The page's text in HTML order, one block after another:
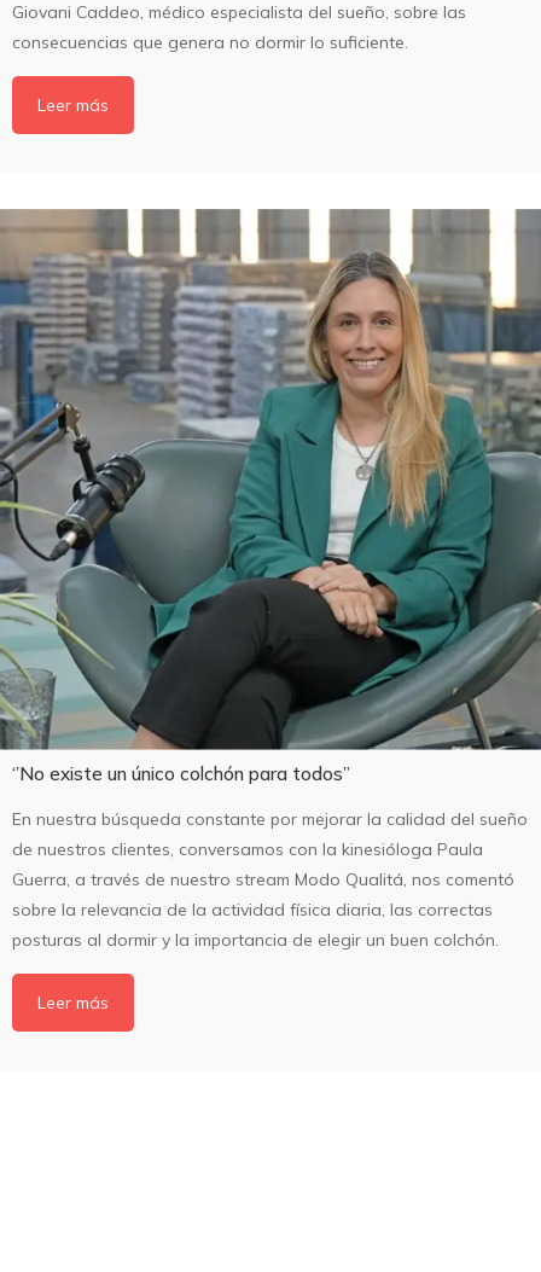
Giovani Caddeo, médico especialista del sueño, sobre las
consecuencias que genera no dormir lo suficiente.
Leer más
‘’No existe un único colchón para todos’’
En nuestra búsqueda constante por mejorar la calidad del sueño
de nuestros clientes, conversamos con la kinesióloga Paula
Guerra, a través de nuestro stream Modo Qualitá, nos comentó
sobre la relevancia de la actividad física diaria, las correctas
posturas al dormir y la importancia de elegir un buen colchón.
Leer más